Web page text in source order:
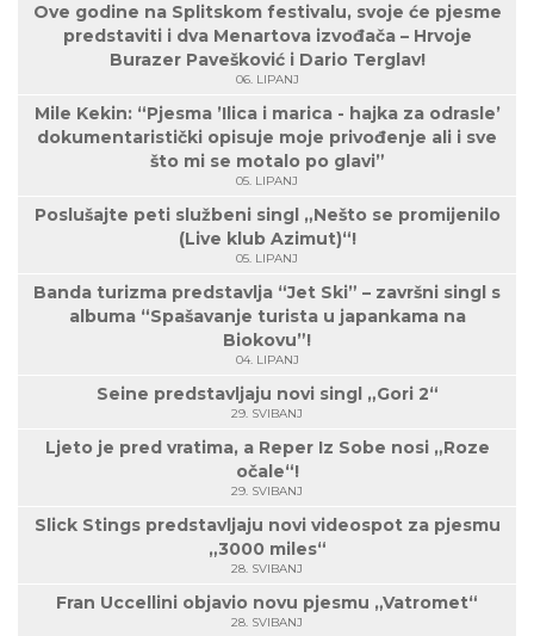
Ove godine na Splitskom festivalu, svoje će pjesme
predstaviti i dva Menartova izvođača – Hrvoje
Burazer Pavešković i Dario Terglav!
06. LIPANJ
Mile Kekin: “Pjesma ’Ilica i marica - hajka za odrasle’
dokumentaristički opisuje moje privođenje ali i sve
što mi se motalo po glavi”
05. LIPANJ
Poslušajte peti službeni singl „Nešto se promijenilo
(Live klub Azimut)“!
05. LIPANJ
Banda turizma predstavlja “Jet Ski” – završni singl s
albuma “Spašavanje turista u japankama na
Biokovu”!
04. LIPANJ
Seine predstavljaju novi singl „Gori 2“
29. SVIBANJ
Ljeto je pred vratima, a Reper Iz Sobe nosi „Roze
očale“!
29. SVIBANJ
Slick Stings predstavljaju novi videospot za pjesmu
„3000 miles“
28. SVIBANJ
Fran Uccellini objavio novu pjesmu „Vatromet“
28. SVIBANJ